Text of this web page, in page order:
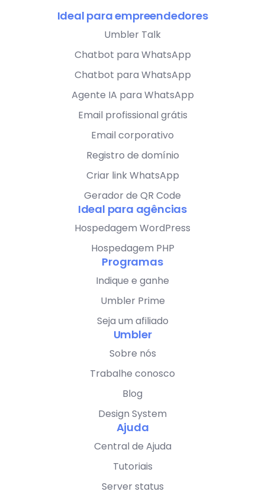
Ideal para empreendedores
Umbler Talk
Chatbot para WhatsApp
Chatbot para WhatsApp
Agente IA para WhatsApp
Email profissional grátis
Email corporativo
Registro de domínio
Criar link WhatsApp
Gerador de QR Code
Ideal para agências
Hospedagem WordPress
Hospedagem PHP
Programas
Indique e ganhe
Umbler Prime
Seja um afiliado
Umbler
Sobre nós
Trabalhe conosco
Blog
Design System
Ajuda
Central de Ajuda
Tutoriais
Server status